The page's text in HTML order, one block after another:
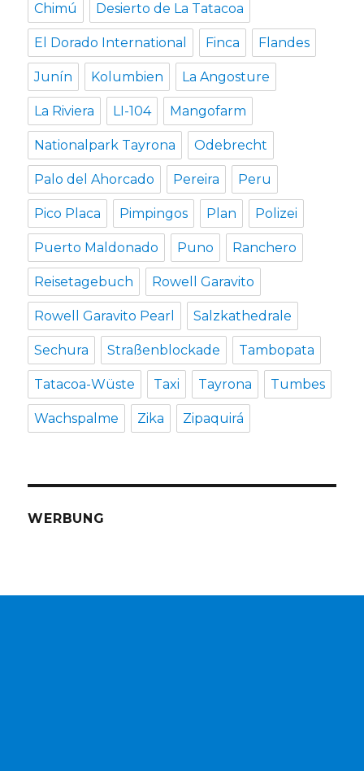
Chimú Desierto de La Tatacoa
El Dorado International Finca Flandes
Junín Kolumbien La Angosture
La Riviera LI-104 Mangofarm
Nationalpark Tayrona Odebrecht
Palo del Ahorcado Pereira Peru
Pico Placa Pimpingos Plan Polizei
Puerto Maldonado Puno Ranchero
Reisetagebuch Rowell Garavito
Rowell Garavito Pearl Salzkathedrale
Sechura Straßenblockade Tambopata
Tatacoa-Wüste Taxi Tayrona Tumbes
Wachspalme Zika Zipaquirá
WERBUNG